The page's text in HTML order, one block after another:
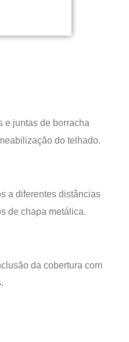
e juntas de borracha
do telhado.
a diferentes distâncias
de chapa metálica.
da cobertura com